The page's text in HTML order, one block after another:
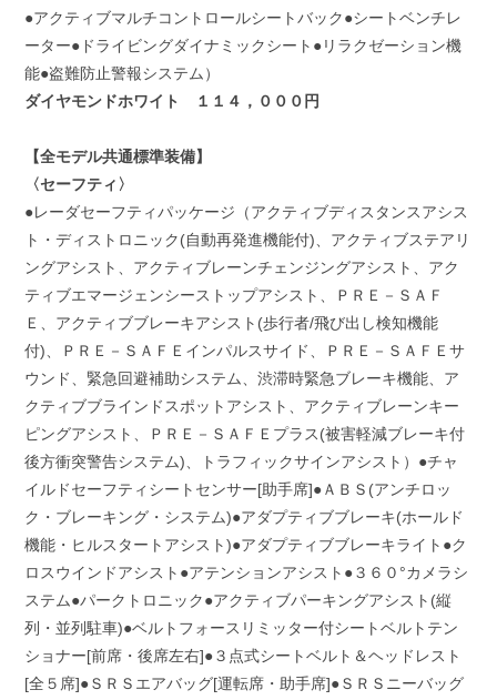
●アクティブマルチコントロールシートバック●シートベンチレ
ーター●ドライビングダイナミックシート●リラクゼーション機
能●盗難防止警報システム）
ダイヤモンドホワイト １１４，０００円
【全モデル共通標準装備】
〈セーフティ〉
●レーダセーフティパッケージ（アクティブディスタンスアシス
ト・ディストロニック(自動再発進機能付)、アクティブステアリ
ングアシスト、アクティブレーンチェンジングアシスト、アク
ティブエマージェンシーストップアシスト、ＰＲＥ－ＳＡＦ
Ｅ、アクティブブレーキアシスト(歩行者/飛び出し検知機能
付)、ＰＲＥ－ＳＡＦＥインパルスサイド、ＰＲＥ－ＳＡＦＥサ
ウンド、緊急回避補助システム、渋滞時緊急ブレーキ機能、ア
クティブブラインドスポットアシスト、アクティブレーンキー
ピングアシスト、ＰＲＥ－ＳＡＦＥプラス(被害軽減ブレーキ付
後方衝突警告システム)、トラフィックサインアシスト）●チャ
イルドセーフティシートセンサー[助手席]●ＡＢＳ(アンチロッ
ク・ブレーキング・システム)●アダプティブブレーキ(ホールド
機能・ヒルスタートアシスト)●アダプティブブレーキライト●ク
ロスウインドアシスト●アテンションアシスト●３６０°カメラシ
ステム●パークトロニック●アクティブパーキングアシスト(縦
列・並列駐車)●ベルトフォースリミッター付シートベルトテン
ショナー[前席・後席左右]●３点式シートベルト＆ヘッドレスト
[全５席]●ＳＲＳエアバッグ[運転席・助手席]●ＳＲＳニーバッグ